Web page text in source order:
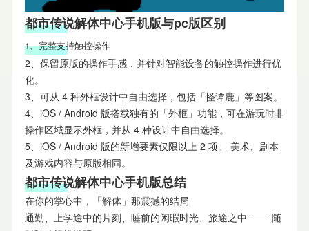
都市传说解体中心手机版与pc版区别
1、完整支持触控操作
2、保留原版的操作手感，并针对智能设备的触控操作进行优
化。
3、可从 4 种外框设计中自由选择，包括「怪谭鹿」等图案。
4、iOS / Android 版搭载独有的「外框」功能，可在游玩时非
操作区域显示外框，并从 4 种设计中自由选择。
5、iOS / Android 版的新增要素仅限以上 2 项。 美术、剧本
及游戏内容与原版相同。
都市传说解体中心手机版总结
在你的掌心中，「解体」那震撼的结局
通勤、上学途中的片刻、睡前的闲暇时光、旅途之中 —— 随